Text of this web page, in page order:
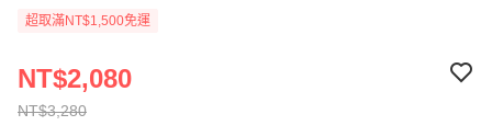
超取滿NT$1,500免運
NT$3,280
NT$2,080